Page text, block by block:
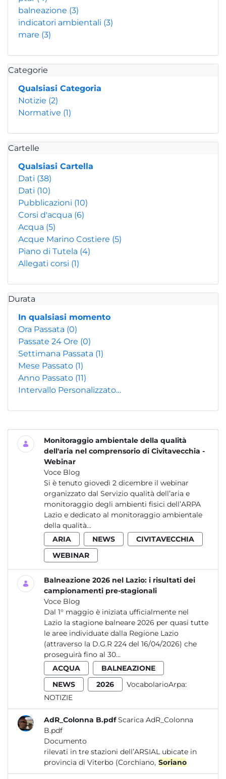
balneazione (3)
indicatori ambientali (3)
mare (3)
Categorie
Qualsiasi Categoria
Notizie (2)
Normative (1)
Cartelle
Qualsiasi Cartella
Dati (38)
Dati (10)
Pubblicazioni (10)
Corsi d'acqua (6)
Acqua (5)
Acque Marino Costiere (5)
Piano di Tutela (4)
Allegati corsi (1)
Durata
In qualsiasi momento
Ora Passata (0)
Passate 24 Ore (0)
Settimana Passata (1)
Mese Passato (1)
Anno Passato (11)
Intervallo Personalizzato…
Monitoraggio ambientale della qualità
dell'aria nel comprensorio di Civitavecchia -
Webinar
Voce Blog
Si è tenuto giovedì 2 dicembre il webinar
organizzato dal Servizio qualità dell’aria e
monitoraggio degli ambienti fisici dell’ARPA
Lazio e dedicato al monitoraggio ambientale
della qualità...
ARIA
NEWS
CIVITAVECCHIA
WEBINAR
Balneazione 2026 nel Lazio: i risultati dei
campionamenti pre-stagionali
Voce Blog
Dal 1° maggio è iniziata ufficialmente nel
Lazio la stagione balneare 2026 per quasi tutte
le aree individuate dalla Regione Lazio
(attraverso la D.G.R 224 del 16/04/2026) che
proseguirà fino al 30...
ACQUA
BALNEAZIONE
NEWS
2026
VocabolarioArpa:
NOTIZIE
AdR_Colonna B.pdf Scarica AdR_Colonna
B.pdf
Documento
rilevati in tre stazioni dell’ARSIAL ubicate in
provincia di Viterbo (Corchiano, Soriano